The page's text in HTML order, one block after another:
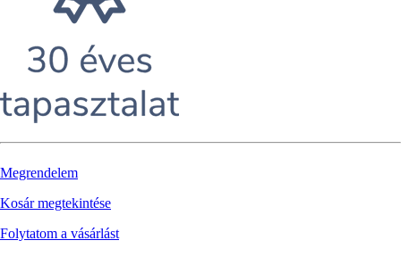
Megrendelem
Kosár megtekintése
Folytatom a vásárlást